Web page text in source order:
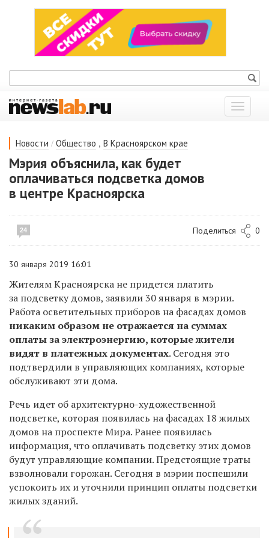
Показать
меню
Новости / Общество , В Красноярском крае
Мэрия объяснила, как будет
оплачиваться подсветка домов
в центре Красноярска
24 Поделиться 0
30 января 2019 16:01
Жителям Красноярска не придется платить
за подсветку домов, заявили 30 января в мэрии.
Работа осветительных приборов на фасадах домов
никаким образом не отражается на суммах
оплаты за электроэнергию, которые жители
видят в платежных документах. Сегодня это
подтвердили в управляющих компаниях, которые
обслуживают эти дома.
Речь идет об архитектурно-художественной
подсветке, которая появилась на фасадах 18 жилых
домов на проспекте Мира. Ранее появилась
информация, что оплачивать подсветку этих домов
будут управляющие компании. Предстоящие траты
взволновали горожан. Сегодня в мэрии поспешили
успокоить их и уточнили принцип оплаты подсветки
жилых зданий.